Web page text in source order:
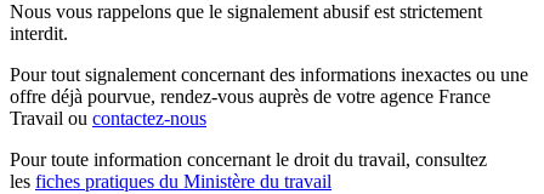
Nous vous rappelons que le signalement abusif est strictement
interdit.
Pour tout signalement concernant des informations inexactes ou une
offre déjà pourvue, rendez-vous auprès de votre agence France
Travail ou contactez-nous
Pour toute information concernant le droit du travail, consultez
les fiches pratiques du Ministère du travail